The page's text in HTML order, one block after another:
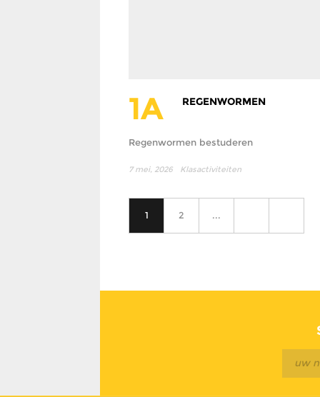
1A REGENWORMEN
Regenwormen bestuderen
7 mei, 2026 Klasactiviteiten
1 2 ...